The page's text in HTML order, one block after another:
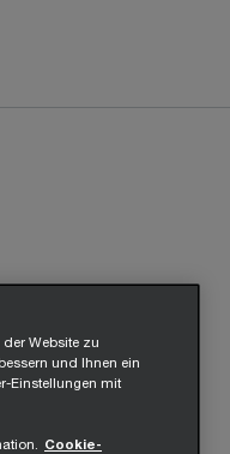
Website zu
und Ihnen ein
Einstellungen mit
Cookie-